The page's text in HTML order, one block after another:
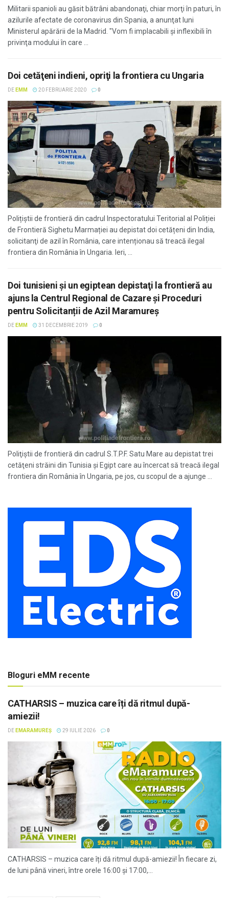
Militarii spanioli au găsit bătrâni abandonaţi, chiar morţi în paturi, în
azilurile afectate de coronavirus din Spania, a anunţat luni
Ministerul apărării de la Madrid. "Vom fi implacabili şi inflexibili în
privinţa modului în care ...
Doi cetăţeni indieni, opriţi la frontiera cu Ungaria
DE EMM 20 FEBRUARIE 2020 0
Polițiștii de frontieră din cadrul Inspectoratului Teritorial al Poliției
de Frontieră Sighetu Marmației au depistat doi cetățeni din India,
solicitanţi de azil în România, care intenționau să treacă ilegal
frontiera din România în Ungaria. Ieri, ...
Doi tunisieni și un egiptean depistaţi la frontieră au
ajuns la Centrul Regional de Cazare și Proceduri
pentru Solicitanții de Azil Maramureș
DE EMM 31 DECEMBRIE 2019 0
Poliţiştii de frontieră din cadrul S.T.P.F. Satu Mare au depistat trei
cetăţeni străini din Tunisia și Egipt care au încercat să treacă ilegal
frontiera din România în Ungaria, pe jos, cu scopul de a ajunge ...
Bloguri eMM recente
CATHARSIS – muzica care îți dă ritmul după-
amiezii!
DE EMARAMUREȘ 29 IULIE 2026 0
CATHARSIS – muzica care îți dă ritmul după-amiezii! În fiecare zi,
de luni până vineri, între orele 16:00 și 17:00,...